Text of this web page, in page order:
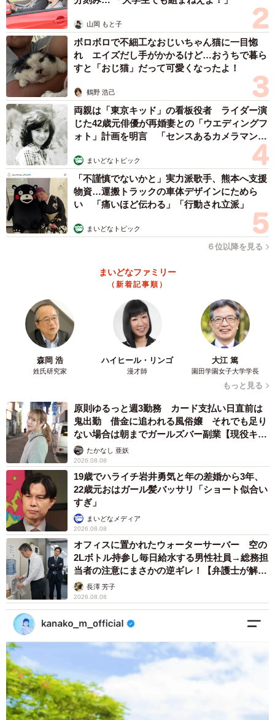
ときに考えるのは、契約。契約でここへ来て、これを言え
ば家に帰れると。まあそうやって生きてますね！」
山岡 もと子
ボロボロで不細工なおじいちゃん猫に一目惚
れ エイズだし手がかかるけど…おうちで暮ら
すと「おじ猫」だって可愛くなったよ！
鶴野 浩己
両親は「東京キッド」の看板役者 ライダー演
じた42歳元俳優が再婚妻との「ウエディングフ
ォト」計画を明言 「センスあるカメラマン求
まいどなトピック
「不謹慎でないかと」実力派歌手、熊本へ支援
物資…運搬トラックの車体デザインにためら
い 「痛いほど伝わる」「行動され立派」
まいどなトピック
６位以降を見る
まいどなファミリー
（新着記事順）
森岡 浩
姓氏研究家
ハイヒール・リンゴ
漫才師
大江 篤
園田学園女子大学学長
もっと見る
原則ゆるっと週3勤務 カード支払い日直前は
鬼出勤 借金に追われる風俗嬢 それでも足り
ない場合は朝までガールズバー副業【現役キャ
ストに取材】
たかなし 亜妖
2026.08.08
19歳でハライチ岩井勇気と年の差婚から3年、
22歳元おはガール髪バッサリ「ショート似合い
すぎ」
まいどなメディア
2026.08.08
オフィスに置かれたウォーターサーバー 空の
2Lボトル持参し毎日給水する男性社員→総務担
当者の注意にまさかの逆ギレ！【弁護士が解
説】長澤 芳子
2026.08.08